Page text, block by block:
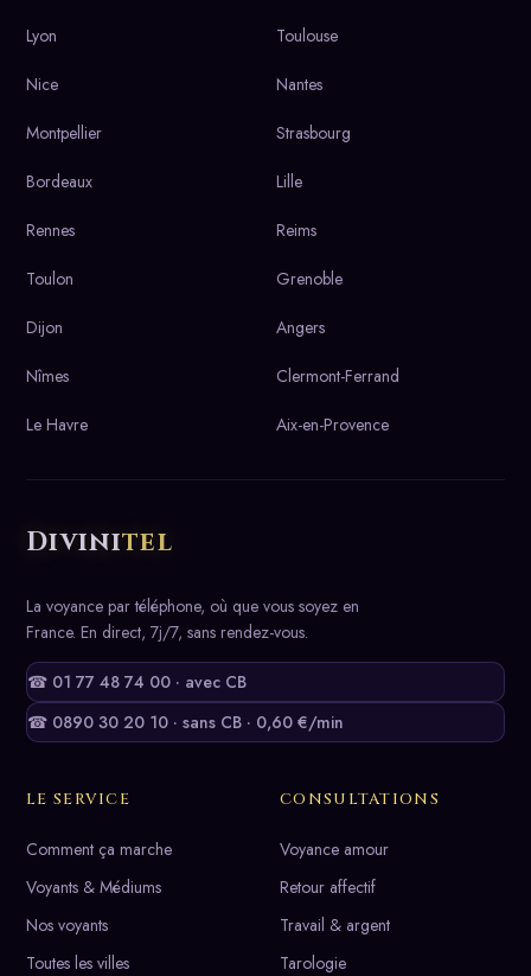
Lyon Toulouse
Nice Nantes
Montpellier Strasbourg
Bordeaux Lille
Rennes Reims
Toulon Grenoble
Dijon Angers
Nîmes Clermont-Ferrand
Le Havre Aix-en-Provence
Divinitel
La voyance par téléphone, où que vous soyez en
France. En direct, 7j/7, sans rendez-vous.
☎ 01 77 48 74 00 · avec CB
☎ 0890 30 20 10 · sans CB · 0,60 €/min
LE SERVICE
Comment ça marche
Voyants & Médiums
Nos voyants
Toutes les villes
CONSULTATIONS
Voyance amour
Retour affectif
Travail & argent
Tarologie